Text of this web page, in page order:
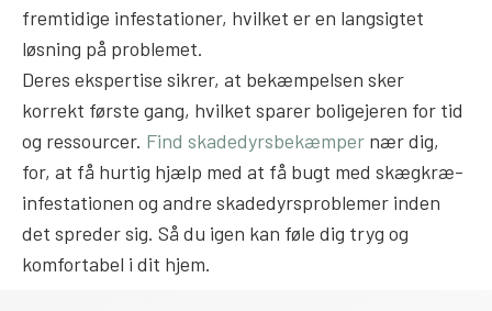
fremtidige infestationer, hvilket er en langsigtet
løsning på problemet.
Deres ekspertise sikrer, at bekæmpelsen sker
korrekt første gang, hvilket sparer boligejeren for tid
og ressourcer. Find skadedyrsbekæmper nær dig,
for, at få hurtig hjælp med at få bugt med skægkræ-
infestationen og andre skadedyrsproblemer inden
det spreder sig. Så du igen kan føle dig tryg og
komfortabel i dit hjem.